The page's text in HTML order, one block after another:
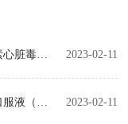
2023-02-11
2023-02-11